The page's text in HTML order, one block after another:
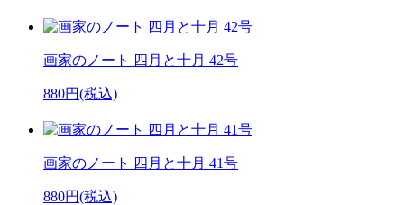
画家のノート 四月と十月 42号
880円(税込)
画家のノート 四月と十月 41号
880円(税込)